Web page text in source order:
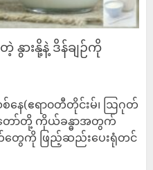
နွားနို့နဲ့ ဒိန်ချဉ်ကို
စ်နေ(ဧရာ၀တီတိုင်းမ်၊ ဩဂုတ်
တော်တို့ ကိုယ်ခန္ဓာအတွက်
ေကို ဖြည့်ဆည်းပေးရုံတင်